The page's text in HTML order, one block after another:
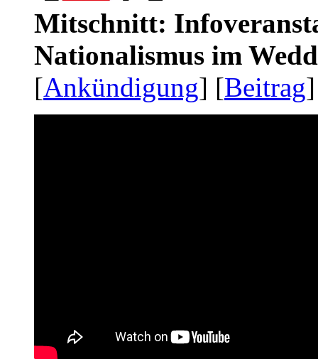
Mitschnitt:
Nationalismus im
[Ankündigung] [Beitrag